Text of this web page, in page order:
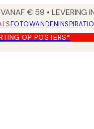
€ 59 • LEVERING
FOTOWANDEN
OP POSTERS*